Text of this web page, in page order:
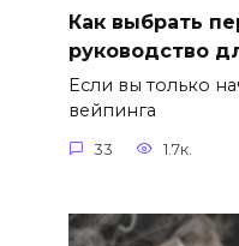
Как выбрать
руководство
Если вы только
вейпинга
33 1.7к.